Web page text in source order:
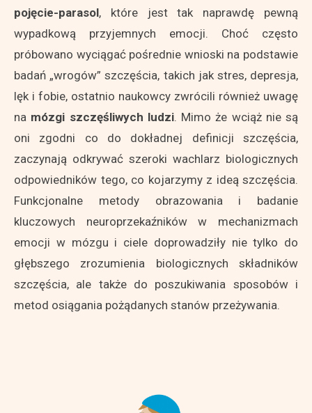
pojęcie-parasol, które jest tak naprawdę pewną
wypadkową przyjemnych emocji. Choć często
próbowano wyciągać pośrednie wnioski na podstawie
badań „wrogów” szczęścia, takich jak stres, depresja,
lęk i fobie, ostatnio naukowcy zwrócili również uwagę
na mózgi szczęśliwych ludzi. Mimo że wciąż nie są
oni zgodni co do dokładnej definicji szczęścia,
zaczynają odkrywać szeroki wachlarz biologicznych
odpowiedników tego, co kojarzymy z ideą szczęścia.
Funkcjonalne metody obrazowania i badanie
kluczowych neuroprzekaźników w mechanizmach
emocji w mózgu i ciele doprowadziły nie tylko do
głębszego zrozumienia biologicznych składników
szczęścia, ale także do poszukiwania sposobów i
metod osiągania pożądanych stanów przeżywania.